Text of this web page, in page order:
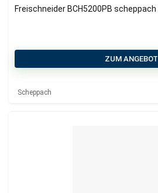
Freischneider BCH5200PB scheppach
ZUM ANGEBOT
Scheppach